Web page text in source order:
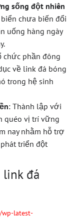
sống đột nhiên
chưa biến đổi
uống hàng ngày
chức phần đông
về link đá bóng
trong hệ sinh
: Thành lập với
quéo vị trí vững
nay nhằm hỗ trợ
triển đột
link đá
wp-latest-